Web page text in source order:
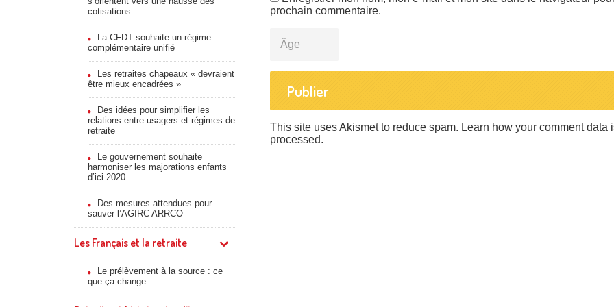
cotisations
La CFDT souhaite un régime
complémentaire unifié
Les retraites chapeaux « devraient
être mieux encadrées »
Des idées pour simplifier les
relations entre usagers et régimes de
retraite
Le gouvernement souhaite
harmoniser les majorations enfants
d’ici 2020
Des mesures attendues pour
sauver l’AGIRC ARRCO
Les Français et la retraite
Le prélèvement à la source : ce
que ça change
prochain commentaire.
This site uses Akismet to reduce spam. Learn how your comment data
processed.